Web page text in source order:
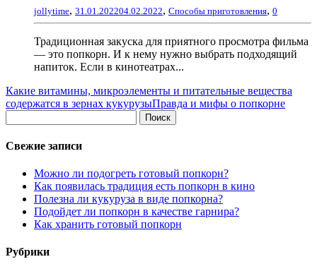
jollytime, 31.01.202204.02.2022, Способы приготовления, 0
Традиционная закуска для приятного просмотра фильма
— это попкорн. И к нему нужно выбрать подходящий
напиток. Если в кинотеатрах...
Какие витамины, микроэлементы и питательные вещества
содержатся в зернах кукурузыПравда и мифы о попкорне
Свежие записи
Можно ли подогреть готовый попкорн?
Как появилась традиция есть попкорн в кино
Полезна ли кукуруза в виде попкорна?
Подойдет ли попкорн в качестве гарнира?
Как хранить готовый попкорн
Рубрики